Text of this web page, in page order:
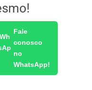
Fale
conosco
no
WhatsApp!